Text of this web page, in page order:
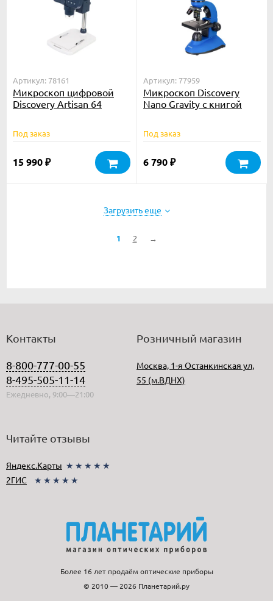
Артикул: 78161
Микроскоп цифровой
Discovery Artisan 64
Под заказ
15 990 ₽
Артикул: 77959
Микроскоп Discovery
Nano Gravity с книгой
Под заказ
6 790 ₽
Загрузить еще
1 2 →
Контакты
8-800-777-00-55
8-495-505-11-14
Ежедневно, 9:00—21:00
Розничный магазин
Москва, 1-я Останкинская ул,
55 (м.ВДНХ)
Читайте отзывы
Яндекс.Карты ★★★★★
2ГИС
★★★★★
Более 16 лет продаём оптические приборы
© 2010 — 2026 Планетарий.ру